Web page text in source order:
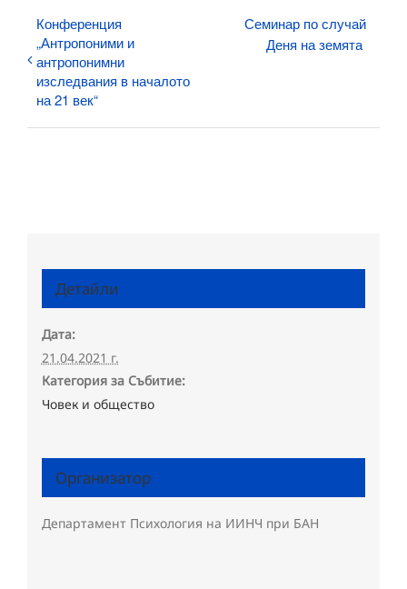
Конференция
„Антропоними и
антропонимни
изследвания в началото
на 21 век“
Семинар по случай
Деня на земята
Детайли
Дата:
21.04.2021 г.
Категория за Събитие:
Човек и общество
Организатор
Департамент Психология на ИИНЧ при БАН